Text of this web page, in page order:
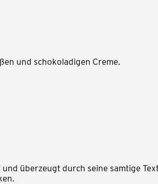
und schokoladigen Creme.
überzeugt durch seine samtige